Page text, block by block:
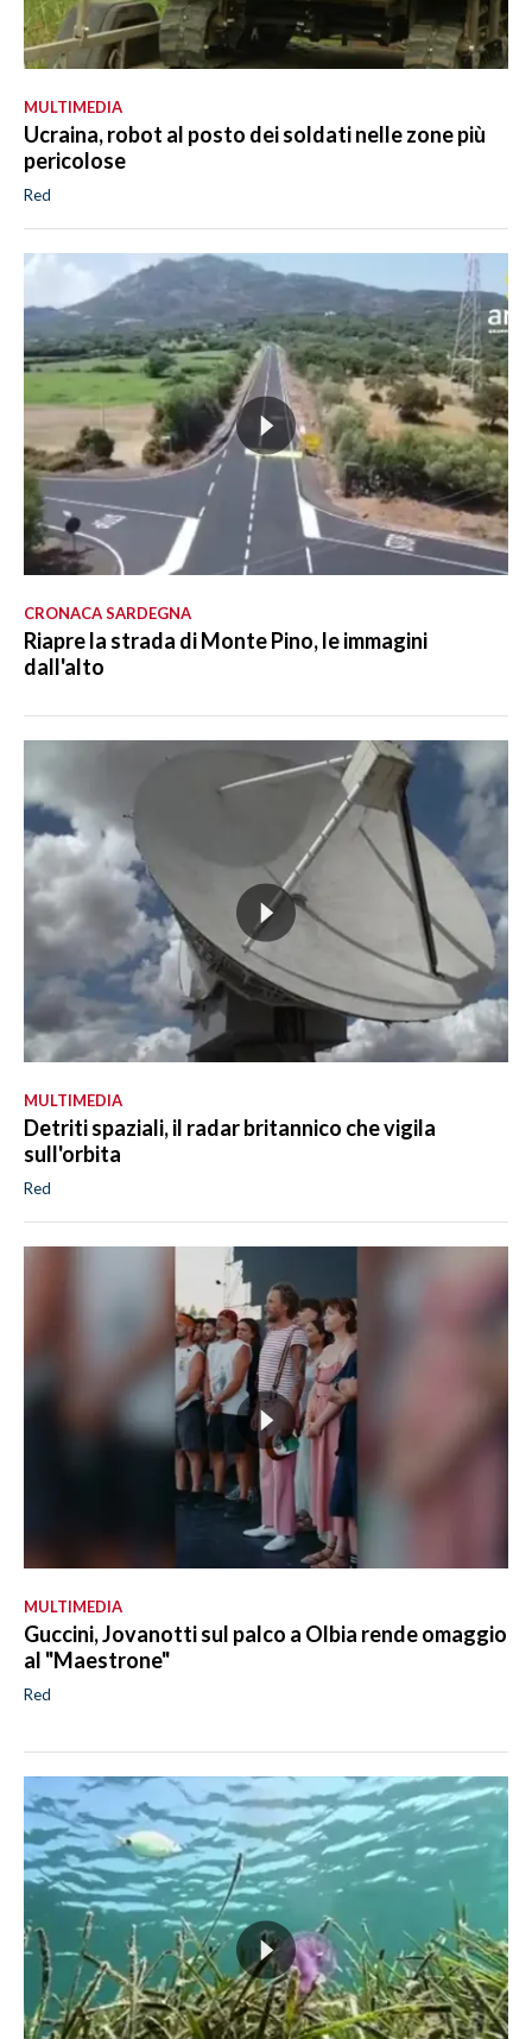
MULTIMEDIA
Ucraina, robot al posto dei soldati nelle zone più
pericolose
Red
CRONACA SARDEGNA
Riapre la strada di Monte Pino, le immagini
dall'alto
MULTIMEDIA
Detriti spaziali, il radar britannico che vigila
sull'orbita
Red
MULTIMEDIA
Guccini, Jovanotti sul palco a Olbia rende omaggio
al "Maestrone"
Red